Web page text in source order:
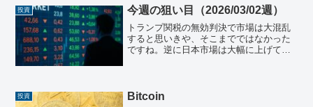
投資 今週の狙い目（2026/03/02週）
トランプ関税の無効判決で市場は大混乱
すると思いきや、そこまでではなかった
ですね。逆に日本市場は大幅に上げてま
¥2,024.57上げと...
投資 Bitcoin